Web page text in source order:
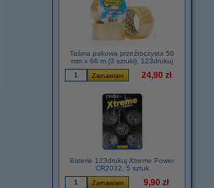
Taśma pakowa przeźroczysta 50
mm x 66 m (3 sztuki), 123drukuj
24,90 zł
Baterie 123drukuj Xtreme Power
CR2032, 5 sztuk
9,90 zł